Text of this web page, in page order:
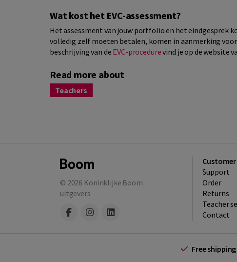
Wat kost het EVC-assessment?
Het assessment van jouw portfolio en het eindgesprek
volledig zelf moeten betalen, komen in aanmerking voor
beschrijving van de EVC-procedurevind je op de website
Read more about
Teachers
© 2026 Koninklijke Boom
uitgevers
Support
Order
Returns
Teacher
Contact
Free